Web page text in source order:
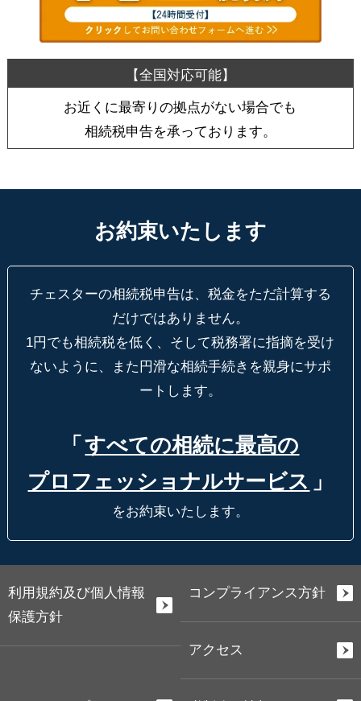
お近くに最寄りの拠点がない場合でも
相続税申告を承っております。
お約束いたします
チェスターの相続税申告は、税金をただ計算する
だけではありません。
1円でも相続税を低く、そして税務署に指摘を受け
ないように、
また円滑な相続手続きを親身にサポ
ートします。
「 すべての相続に最高の
プロフェッショナルサービス 」
をお約束いたします。
利用規約及び個人情報
保護方針
コンプライアンス方針
アクセス